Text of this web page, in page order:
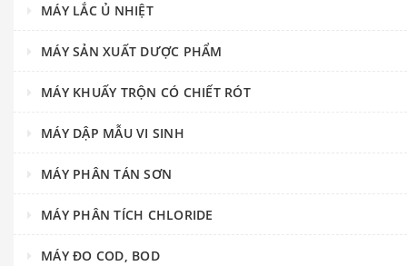
MÁY LẮC Ủ NHIỆT
MÁY SẢN XUẤT DƯỢC PHẨM
MÁY KHUẤY TRỘN CÓ CHIẾT RÓT
MÁY DẬP MẪU VI SINH
MÁY PHÂN TÁN SƠN
MÁY PHÂN TÍCH CHLORIDE
MÁY ĐO COD, BOD